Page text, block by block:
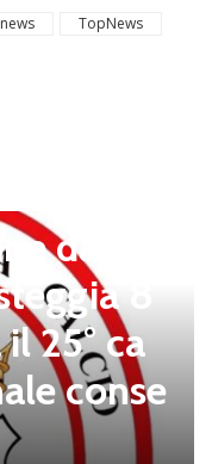
TopNews
da cel
8
25° ca
conse